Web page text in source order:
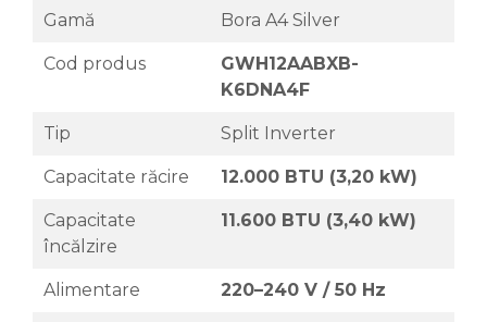
Gamă Bora A4 Silver
Cod produs
GWH12AABXB-
K6DNA4F
Tip Split Inverter
Capacitate răcire 12.000 BTU (3,20 kW)
Capacitate
încălzire
11.600 BTU (3,40 kW)
Alimentare 220–240 V / 50 Hz